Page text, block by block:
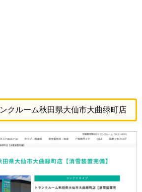
クルーム秋田県大仙市大曲緑町店